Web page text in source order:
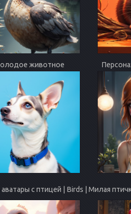
животное
аватары с птицей | Birds | Милая